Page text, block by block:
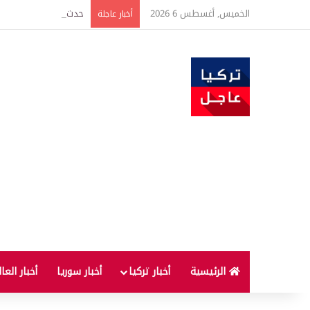
الخميس, أغسطس 6 2026 أخبار عاجلة حدث فريد من نوعه بين
الرئيسية أخبار تركيا أخبار سوريا أخبار